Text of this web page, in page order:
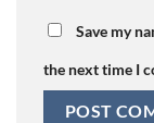
Save my
the next time I